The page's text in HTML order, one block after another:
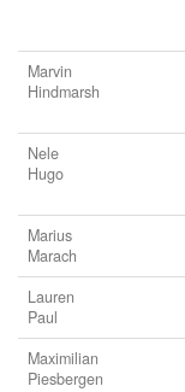
Marvin
Hindmarsh
Nele
Hugo
Marius
Marach
Lauren
Paul
Maximilian
Piesbergen